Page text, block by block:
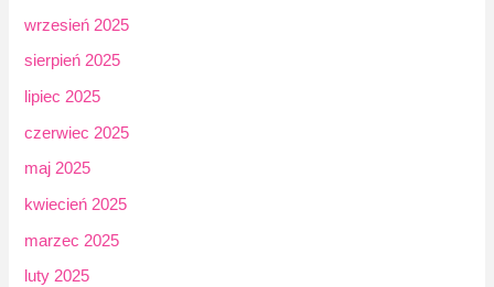
wrzesień 2025
sierpień 2025
lipiec 2025
czerwiec 2025
maj 2025
kwiecień 2025
marzec 2025
luty 2025